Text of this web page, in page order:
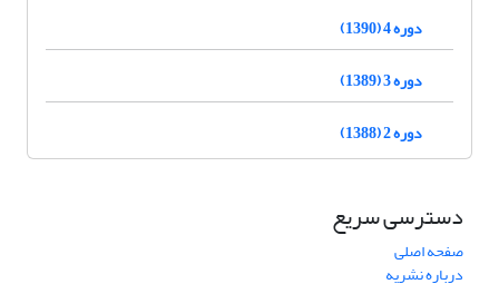
دوره 4 (1390)
دوره 3 (1389)
دوره 2 (1388)
دسترسی سریع
صفحه اصلی
درباره نشریه